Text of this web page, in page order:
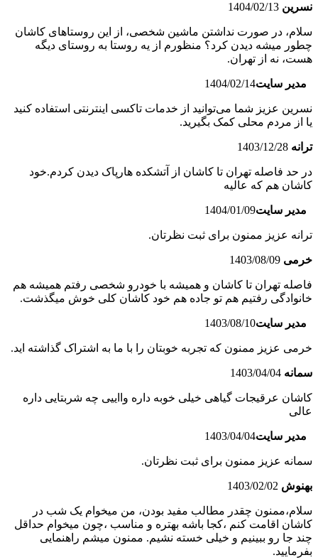
نسرین 1404/02/13
سلام، در صورت نداشتن ماشین شخصی، از این روستاهای کاشان
چطور میشه دیدن کرد؟ منظورم از یه روستا به روستای دیگه
هست، نه از تهران.
مدیر سایت1404/02/14
نسرین عزیز شما می‌توانید از خدمات تاکسی اینترنتی استفاده کنید
یا از مردم محلی کمک بگیرید.
ترانه 1403/12/28
در حد فاصله تهران تا کاشان از آتشکده هارپاک دیدن کردم.خود
کاشان هم که عالیه
مدیر سایت1404/01/09
ترانه عزیز ممنون برای ثبت نظرتان.
خرمی 1403/08/09
فاصله تهران تا کاشان و همیشه با خودرو شخصی رفتم همیشه هم
خانوادگی رفتیم هم تو جاده هم خود کاشان کلی خوش میگذشت.
مدیر سایت1403/08/10
خرمی عزیز ممنون که تجربه خوبتان را با ما به اشتراک گذاشته اید.
سمانه 1403/04/04
کاشان عرقیجات گیاهی خیلی خوبه داره وااییی چه شربتایی داره
عالی
مدیر سایت1403/04/04
سمانه عزیز ممنون برای ثبت نظرتان.
بهنوش 1403/02/02
سلام،ممنون چقدر مطالب مفید بودن، من میخوام یک شب در
کاشان اقامت کنم ،کجا باشه بهتره و مناسب ،چون میخوام حداقل
چند جا رو ببینیم و خیلی خسته نشیم. ممنون میشم راهنمایی
بفرمایید.